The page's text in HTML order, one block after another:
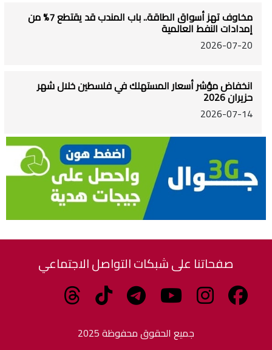
مخاوف تهز أسواق الطاقة.. باب المندب قد يقتطع 7% من
إمدادات النفط العالمية
2026-07-20
انخفاض مؤشر أسعار المستهلك في فلسطين خلال شهر
حزيران 2026
2026-07-14
صفحاتنا على شبكات التواصل الاجتماعي
جميع الحقوق محفوظة 2025